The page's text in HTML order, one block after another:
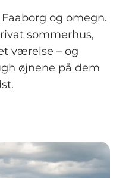
og omegn.
sommerhus,
værelse – og
øjnene på dem